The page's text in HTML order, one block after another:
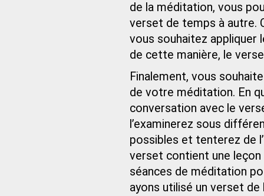
de la méditation, vous
verset de temps à autre.
vous souhaitez appliquer
de cette manière, le
Finalement, vous
de votre méditation. En
conversation avec le
l’examinerez sous
possibles et tenterez de
verset contient une
séances de méditation
ayons utilisé un verset